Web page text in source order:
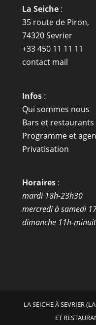
La Seiche:
35 route de Piron,
74320 Sevrier
+33 450 11 11 11
contact mail
Infos:
Qui sommes nous
Bars et restaurants
Programme et
Privatisation
Horaires:
mardi 18h-23h30
mercredi à samedi
dimanche 11h-minuit
LA SEICHE À SEVRIER
ET